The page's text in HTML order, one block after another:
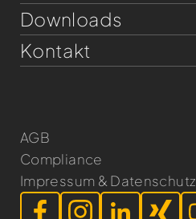
Downloads
Kontakt
AGB
Compliance
Impressum & Datenschutz